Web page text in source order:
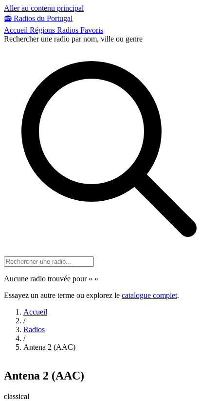
Aller au contenu principal
📻 Radios du Portugal
Accueil Régions Radios Favoris
Rechercher une radio par nom, ville ou genre
Aucune radio trouvée pour « »
Essayez un autre terme ou explorez le catalogue complet.
Accueil
/
Radios
/
Antena 2 (AAC)
Antena 2 (AAC)
classical